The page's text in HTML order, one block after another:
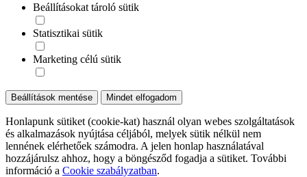
Beállításokat tároló sütik
Statisztikai sütik
Marketing célú sütik
Beállítások mentése Mindet elfogadom
Honlapunk sütiket (cookie-kat) használ olyan webes szolgáltatások
és alkalmazások nyújtása céljából, melyek sütik nélkül nem
lennének elérhetőek számodra. A jelen honlap használatával
hozzájárulsz ahhoz, hogy a böngésződ fogadja a sütiket. További
információ a Cookie szabályzatban.